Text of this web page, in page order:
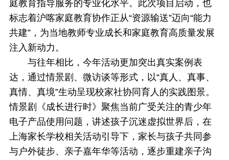
庭教育指导服务的专业化水平。此次项目启动，也
标志着沪喀家庭教育协作正从“资源输送”迈向“能力
共建”，为当地教师专业成长和家庭教育高质量发展
注入新动力。
与往年相比，今年活动更加突出真实案例表
达，通过情景剧、微访谈等形式，以“真人、真事、
真情、真境”生动呈现校家社协同育人的实践图景。
情景剧《成长进行时》聚焦当前广受关注的青少年
电子产品使用问题，讲述孩子沉迷虚拟世界后，在
上海家长学校相关活动引导下，家长与孩子共同参
与户外徒步、亲子嘉年华等活动，逐步重建亲子沟